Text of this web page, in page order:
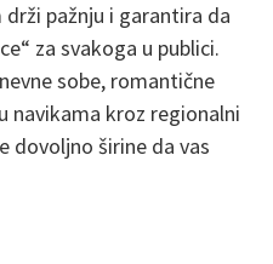
pažnju i garantira da
za svakoga u publici.
sobe, romantične
navikama kroz regionalni
dovoljno širine da vas